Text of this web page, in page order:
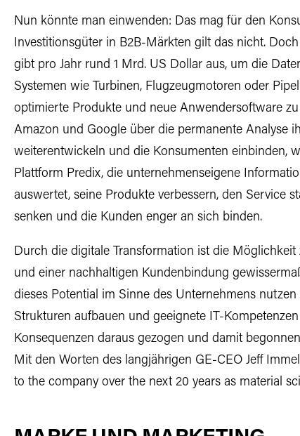
Nun könnte man einwenden: Das mag für den
Investitionsgüter in B2B-Märkten gilt das nicht.
gibt pro Jahr rund 1 Mrd. US Dollar aus, um die
Systemen wie Turbinen, Flugzeugmotoren oder
optimierte Produkte und neue Anwendersoftware
Amazon und Google über die permanente Analyse
weiterentwickeln und die Konsumenten einbinden,
Plattform Predix, die unternehmenseigene
auswertet, seine Produkte verbessern, den Service
senken und die Kunden enger an sich binden.
Durch die digitale Transformation ist die
und einer nachhaltigen Kundenbindung
dieses Potential im Sinne des Unternehmens
Strukturen aufbauen und geeignete IT-
Konsequenzen daraus gezogen und damit
Mit den Worten des langjährigen GE-CEO Jeff
to the company over the next 20 years as material